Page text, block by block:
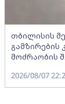
თბილისის
გამზირების
მოძრაობის
2026/08/07